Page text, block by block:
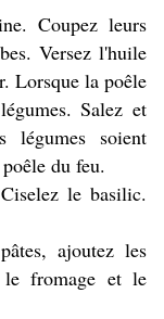
Coupez leurs
Versez l'huile
Lorsque la poêle
Salez et
légumes soient
du feu.
le basilic.
ajoutez les
le fromage et le